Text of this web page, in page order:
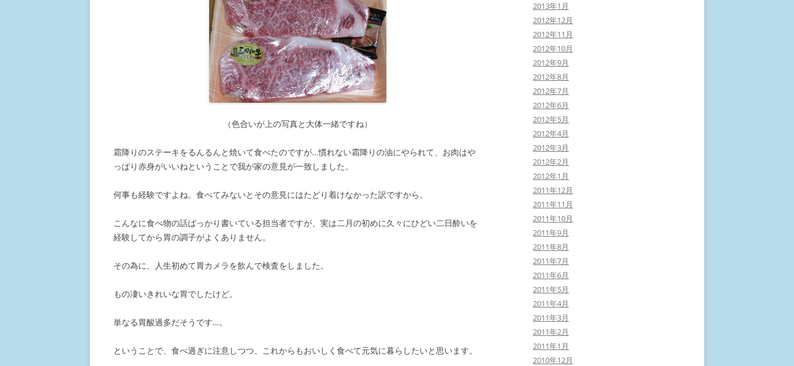
（色合いが上の写真と大体一緒ですね）
霜降りのステーキをるんるんと焼いて食べたのですが…慣れない霜降りの油にやられて、お肉はや
っぱり赤身がいいねということで我が家の意見が一致しました。
何事も経験ですよね。食べてみないとその意見にはたどり着けなかった訳ですから。
こんなに食べ物の話ばっかり書いている担当者ですが、実は二月の初めに久々にひどい二日酔いを
経験してから胃の調子がよくありません。
その為に、人生初めて胃カメラを飲んで検査をしました。
もの凄いきれいな胃でしたけど。
単なる胃酸過多だそうです…。
ということで、食べ過ぎに注意しつつ、これからもおいしく食べて元気に暮らしたいと思います。
2013年1月
2012年12月
2012年11月
2012年10月
2012年9月
2012年8月
2012年7月
2012年6月
2012年5月
2012年4月
2012年3月
2012年2月
2012年1月
2011年12月
2011年11月
2011年10月
2011年9月
2011年8月
2011年7月
2011年6月
2011年5月
2011年4月
2011年3月
2011年2月
2011年1月
2010年12月